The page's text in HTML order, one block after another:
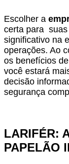
Escolher a
certa para suas
significativo na
operações. Ao
os benefícios
você estará
decisão
segurança
LARIFÉR:
PAPELÃO